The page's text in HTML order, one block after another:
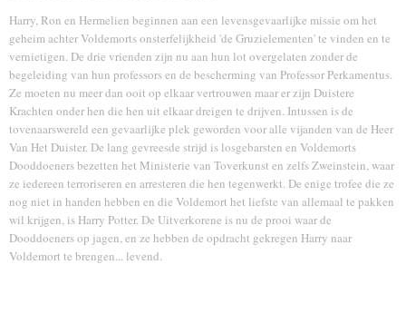
Harry, Ron en Hermelien beginnen aan een levensgevaarlijke missie om het
geheim achter Voldemorts onsterfelijkheid 'de Gruzielementen' te vinden en te
vernietigen. De drie vrienden zijn nu aan hun lot overgelaten zonder de
begeleiding van hun professors en de bescherming van Professor Perkamentus.
Ze moeten nu meer dan ooit op elkaar vertrouwen maar er zijn Duistere
Krachten onder hen die hen uit elkaar dreigen te drijven. Intussen is de
tovenaarswereld een gevaarlijke plek geworden voor alle vijanden van de Heer
Van Het Duister. De lang gevreesde strijd is losgebarsten en Voldemorts
Dooddoeners bezetten het Ministerie van Toverkunst en zelfs Zweinstein, waar
ze iedereen terroriseren en arresteren die hen tegenwerkt. De enige trofee die ze
nog niet in handen hebben en die Voldemort het liefste van allemaal te pakken
wil krijgen, is Harry Potter. De Uitverkorene is nu de prooi waar de
Dooddoeners op jagen, en ze hebben de opdracht gekregen Harry naar
Voldemort te brengen... levend.